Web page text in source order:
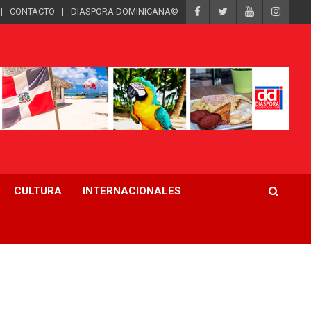
CONTACTO DIASPORA DOMINICANA©
CULTURA INTERNACIONALES